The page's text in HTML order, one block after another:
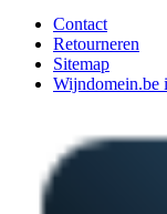
Contact
Retourneren
Sitemap
Wijndomein.be